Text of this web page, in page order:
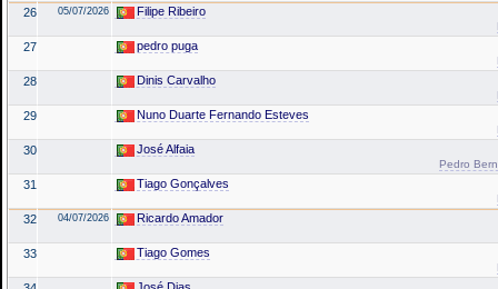
26 05/07/2026 Filipe Ribeiro
27 pedro puga
28 Dinis Carvalho
29 Nuno Duarte Fernando Esteves
30 José Alfaia
Pedro
31 Tiago Gonçalves
32 04/07/2026 Ricardo Amador
33 Tiago Gomes